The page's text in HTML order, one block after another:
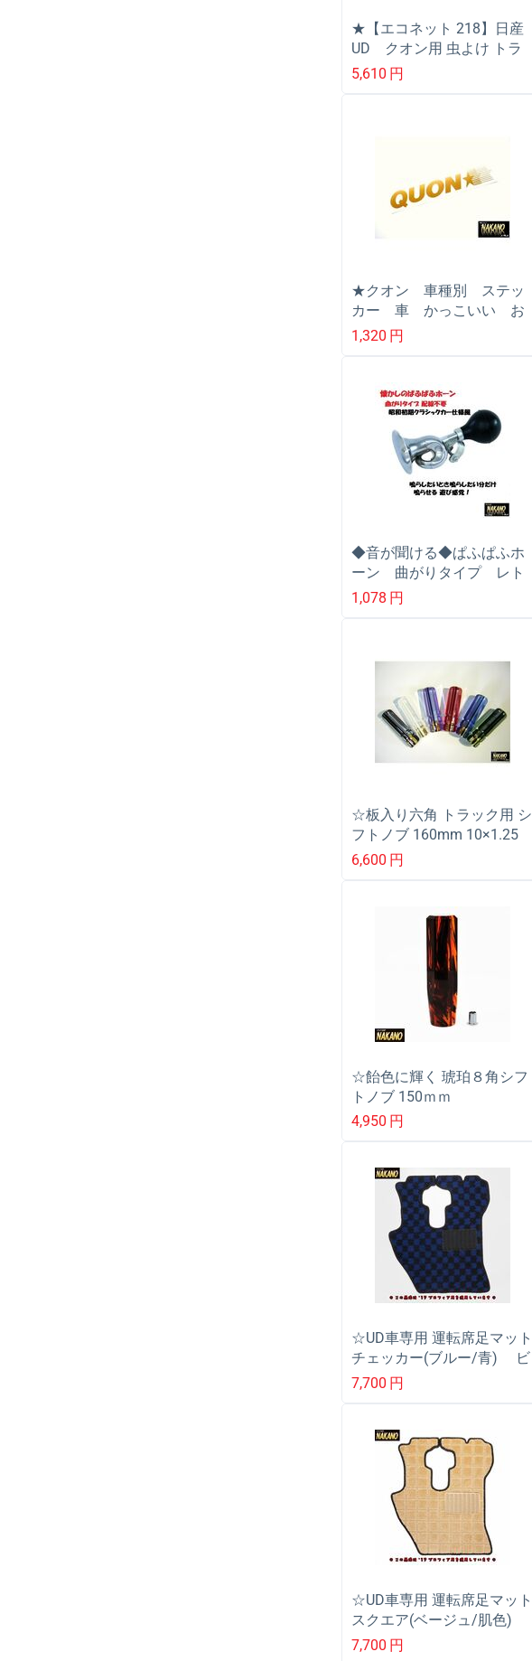
★【エコネット 218】日産
UD クオン用 虫よけ トラ
ック用網戸
5,610 円
★クオン 車種別 ステッ
カー 車 かっこいい お
洒落 おしゃれ 切り文
1,320 円
◆音が聞ける◆ぱふぱふホ
ーン 曲がりタイプ レト
ロ デコトラやデコチャ
1,078 円
☆板入り六角 トラック用 シ
フトノブ 160mm 10×1.25
各色 シャープなデザイン 手
6,600 円
☆飴色に輝く 琥珀８角シフ
トノブ 150ｍｍ
10×1.25/12×1.25/12×1.75
トラックほぼ全車対応
4,950 円
☆UD車専用 運転席足マット
チェッカー(ブルー/青) ビ
ックサム/パーフェクトクオ
7,700 円
☆UD車専用 運転席足マット
スクエア(ベージュ/肌色)
ビックサム/パーフェクトク
7,700 円